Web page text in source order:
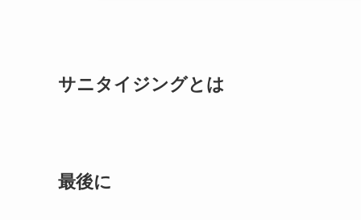
サニタイジングとは
最後に